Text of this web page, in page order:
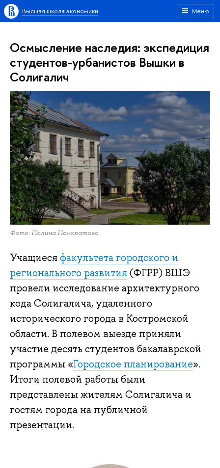
Меню
Высшая школа экономики
Осмысление наследия: экспедиция
студентов-урбанистов Вышки в
Солигалич
Фото: Полина Панкратова
Учащиеся факультета городского и
регионального развития (ФГРР) ВШЭ
провели исследование архитектурного
кода Солигалича, удаленного
исторического города в Костромской
области. В полевом выезде приняли
участие десять студентов бакалаврской
программы «Городское планирование».
Итоги полевой работы были
представлены жителям Солигалича и
гостям города на публичной
презентации.